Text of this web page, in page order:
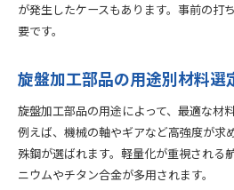
が発生したケースもあります。事前の打
要です。
旋盤加工部品の用途別材料選
旋盤加工部品の用途によって、最適な材
例えば、機械の軸やギアなど高強度が求
殊鋼が選ばれます。軽量化が重視される
ニウムやチタン合金が多用されます。